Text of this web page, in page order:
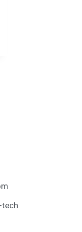
tech